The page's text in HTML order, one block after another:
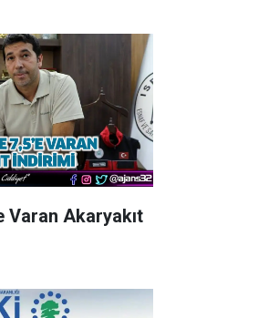
Varan Akaryakıt